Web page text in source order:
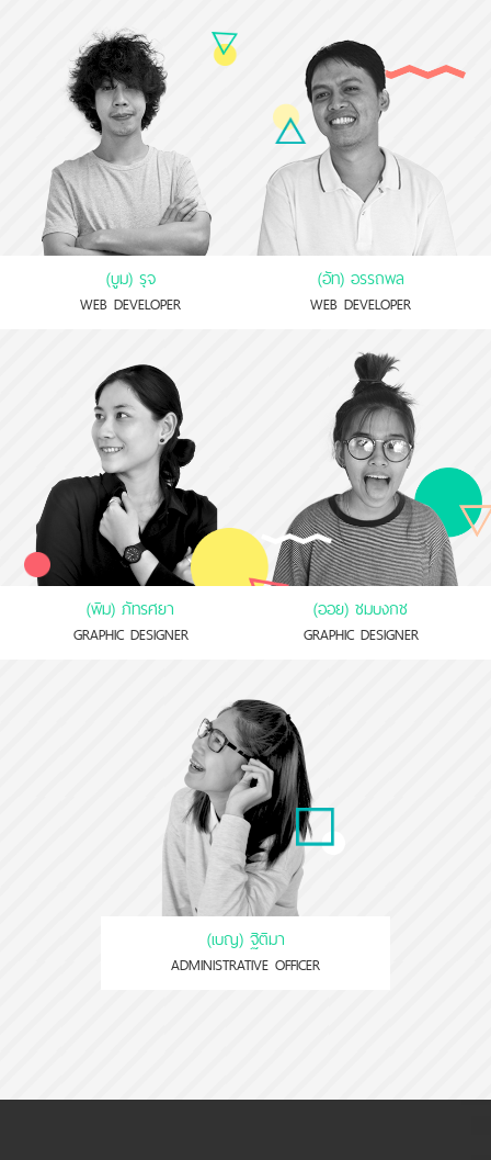
(บูม) รุจ
WEB DEVELOPER
(อัท) อรรถพล
WEB DEVELOPER
(พิม) ภัทรศยา
GRAPHIC DESIGNER
(ออย) ชมบงกช
GRAPHIC DESIGNER
(เบญ) ฐิติมา
ADMINISTRATIVE OFFICER